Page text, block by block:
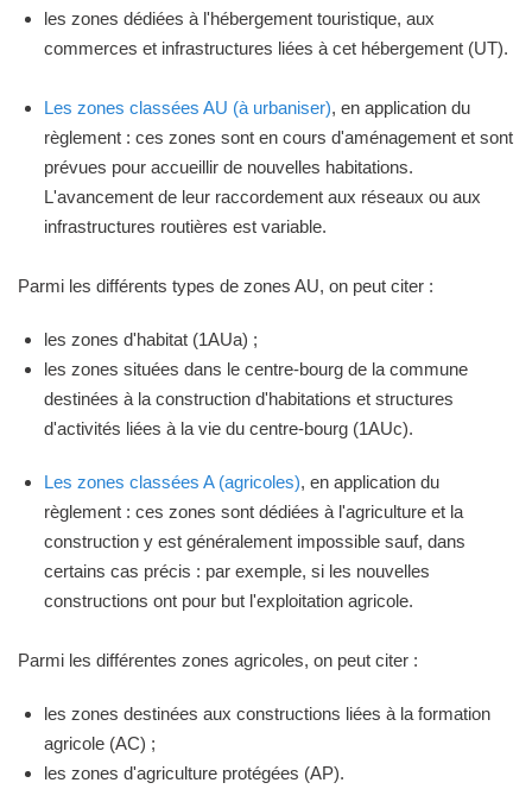
les zones dédiées à l'hébergement touristique, aux
commerces et infrastructures liées à cet hébergement (UT).
Les zones classées AU (à urbaniser), en application du
règlement : ces zones sont en cours d'aménagement et sont
prévues pour accueillir de nouvelles habitations.
L'avancement de leur raccordement aux réseaux ou aux
infrastructures routières est variable.
Parmi les différents types de zones AU, on peut citer :
les zones d'habitat (1AUa) ;
les zones situées dans le centre-bourg de la commune
destinées à la construction d'habitations et structures
d'activités liées à la vie du centre-bourg (1AUc).
Les zones classées A (agricoles), en application du
règlement : ces zones sont dédiées à l'agriculture et la
construction y est généralement impossible sauf, dans
certains cas précis : par exemple, si les nouvelles
constructions ont pour but l'exploitation agricole.
Parmi les différentes zones agricoles, on peut citer :
les zones destinées aux constructions liées à la formation
agricole (AC) ;
les zones d'agriculture protégées (AP).